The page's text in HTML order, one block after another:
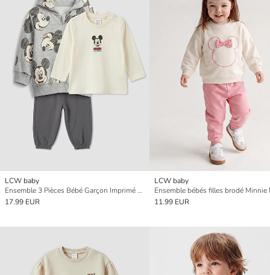
LCW baby
Ensemble 3 Pièces Bébé Garçon Imprimé Mickey Mouse
17.99 EUR
LCW baby
Ensemble bébés filles brodé Minnie
11.99 EUR